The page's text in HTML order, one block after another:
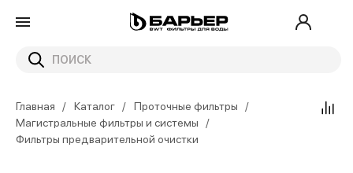
Главная Каталог
Проточные фильтры
Магистральные фильтры и системы
Фильтры предварительной очистки